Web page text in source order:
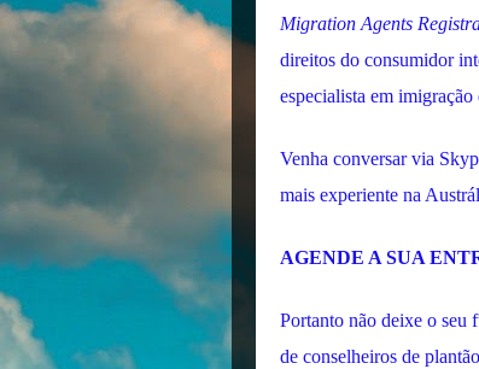
Migration Agents
direitos do consumidor
especialista em
Venha conversar via
mais experiente na
AGENDE A SUA
Portanto não deixe o seu
de conselheiros de